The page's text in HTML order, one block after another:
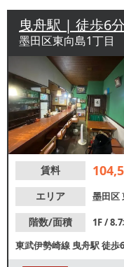
曳舟駅 | 徒歩6分
墨田区東向島1丁目
賃料
エリア
墨田区
階数/面積
1F /
東武伊勢崎線曳舟駅徒歩